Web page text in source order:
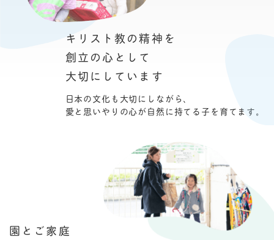
キリスト教の精神を
創立の心として
大切にしています
日本の文化も大切にしながら、
愛と思いやりの心が自然に持てる子を育てます。
園とご家庭